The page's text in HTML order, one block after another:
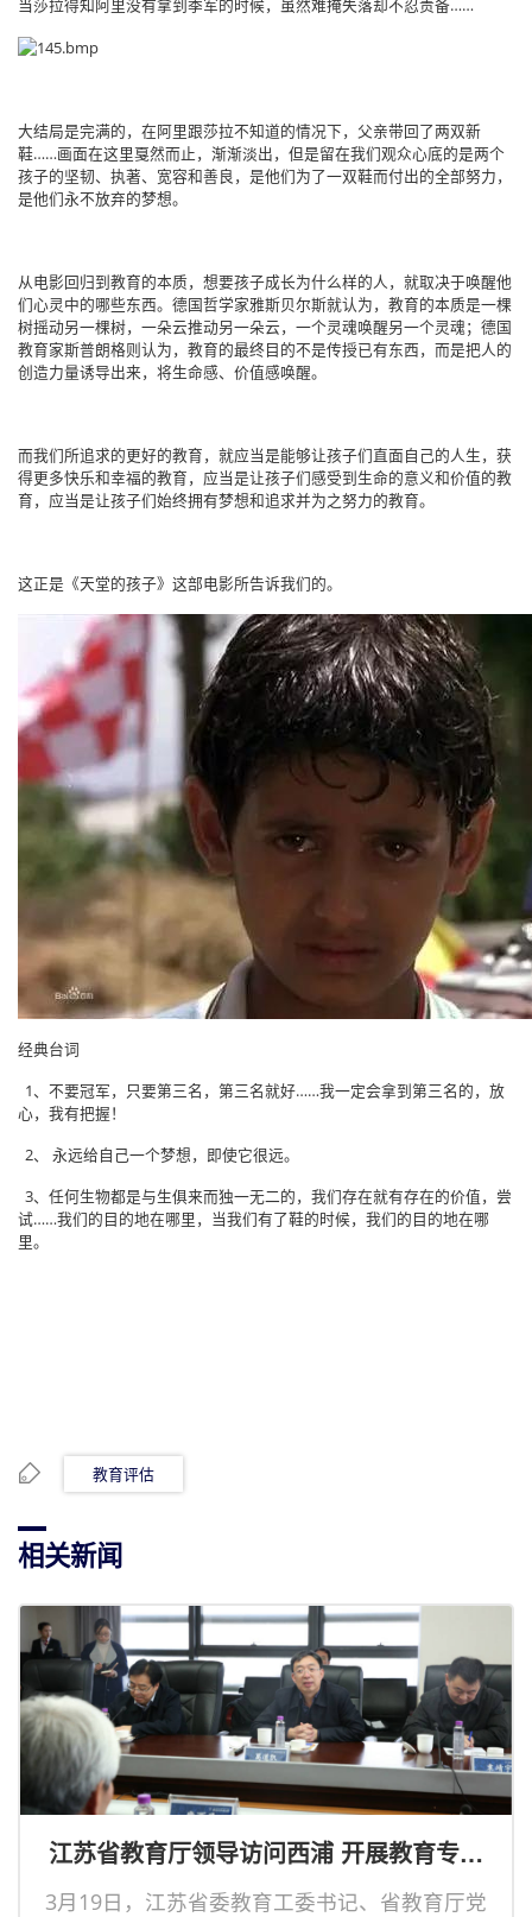
当莎拉得知阿里没有拿到季军的时候，虽然难掩失落却不忍责备……
大结局是完满的，在阿里跟莎拉不知道的情况下，父亲带回了两双新
鞋……画面在这里戛然而止，渐渐淡出，但是留在我们观众心底的是两个
孩子的坚韧、执著、宽容和善良，是他们为了一双鞋而付出的全部努力，
是他们永不放弃的梦想。
从电影回归到教育的本质，想要孩子成长为什么样的人，就取决于唤醒他
们心灵中的哪些东西。德国哲学家雅斯贝尔斯就认为，教育的本质是一棵
树摇动另一棵树，一朵云推动另一朵云，一个灵魂唤醒另一个灵魂；德国
教育家斯普朗格则认为，教育的最终目的不是传授已有东西，而是把人的
创造力量诱导出来，将生命感、价值感唤醒。
而我们所追求的更好的教育，就应当是能够让孩子们直面自己的人生，获
得更多快乐和幸福的教育，应当是让孩子们感受到生命的意义和价值的教
育，应当是让孩子们始终拥有梦想和追求并为之努力的教育。
这正是《天堂的孩子》这部电影所告诉我们的。
经典台词
1、不要冠军，只要第三名，第三名就好……我一定会拿到第三名的，放
心，我有把握！
2、 永远给自己一个梦想，即使它很远。
3、任何生物都是与生俱来而独一无二的，我们存在就有存在的价值，尝
试……我们的目的地在哪里，当我们有了鞋的时候，我们的目的地在哪
里。
教育评估
相关新闻
江苏省教育厅领导访问西浦 开展教育专题
3月19日，江苏省委教育工委书记、省教育厅党